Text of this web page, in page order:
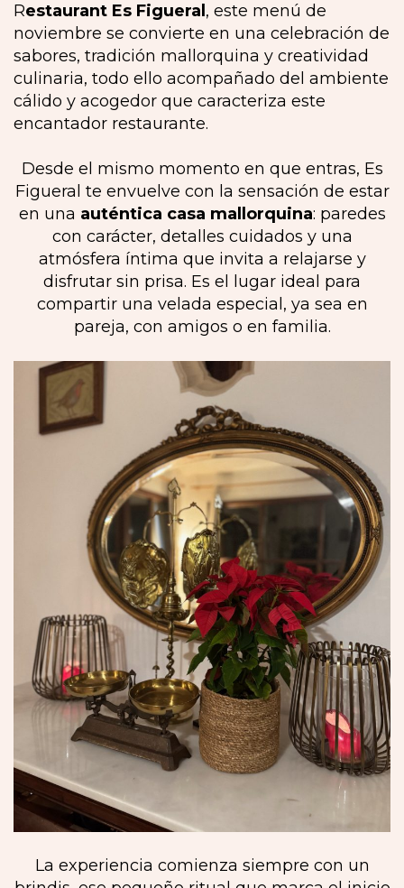
Restaurant Es Figueral , este menú de
noviembre se convierte en una celebración de
sabores, tradición mallorquina y creatividad
culinaria, todo ello acompañado del ambiente
cálido y acogedor que caracteriza este
encantador restaurante.
Desde el mismo momento en que entras, Es
Figueral te envuelve con la sensación de estar
en una auténtica casa mallorquina: paredes
con carácter, detalles cuidados y una
atmósfera íntima que invita a relajarse y
disfrutar sin prisa. Es el lugar ideal para
compartir una velada especial, ya sea en
pareja, con amigos o en familia.
La experiencia comienza siempre con un